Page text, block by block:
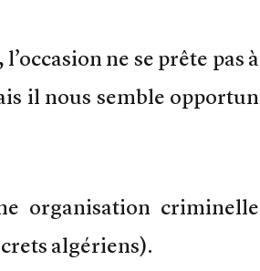
ne se prête pas à
il nous semble opportun
organisation criminelle
algériens).